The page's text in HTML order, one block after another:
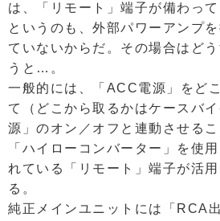
は、「リモート」端子が備わって
というのも、外部パワーアンプ
ていないからだ。その場合はど
うと…。
一般的には、「ACC電源」をど
て（どこから取るかはケースバ
源」のオン／オフと連動させるこ
「ハイローコンバーター」を使
れている「リモート」端子が活
る。
純正メインユニットには「RCA